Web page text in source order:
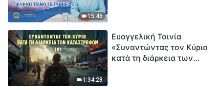
15:45
1:34:28
Ευαγγελική Ταινία
«Συναντώντας τον Κύριο
κατά τη διάρκεια των